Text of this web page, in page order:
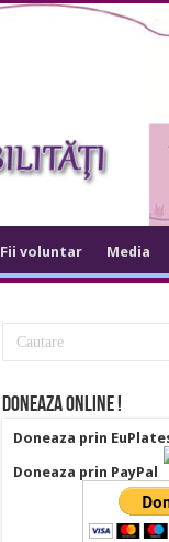
Fii voluntar Media
Doneaza online !
Doneaza prin
Doneaza prin PayPal